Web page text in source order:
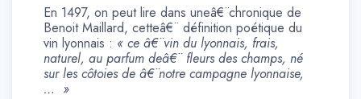
En 1497, on peut lire dans uneâ€¨chronique de
Benoit Maillard, cetteâ€¨ définition poétique du
vin lyonnais : « ce â€¨vin du lyonnais, frais,
naturel, au parfum deâ€¨ fleurs des champs, né
sur les côtoies de â€¨notre campagne lyonnaise,
… »